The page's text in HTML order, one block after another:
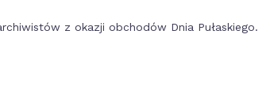
z okazji obchodów Dnia Pułaskiego.